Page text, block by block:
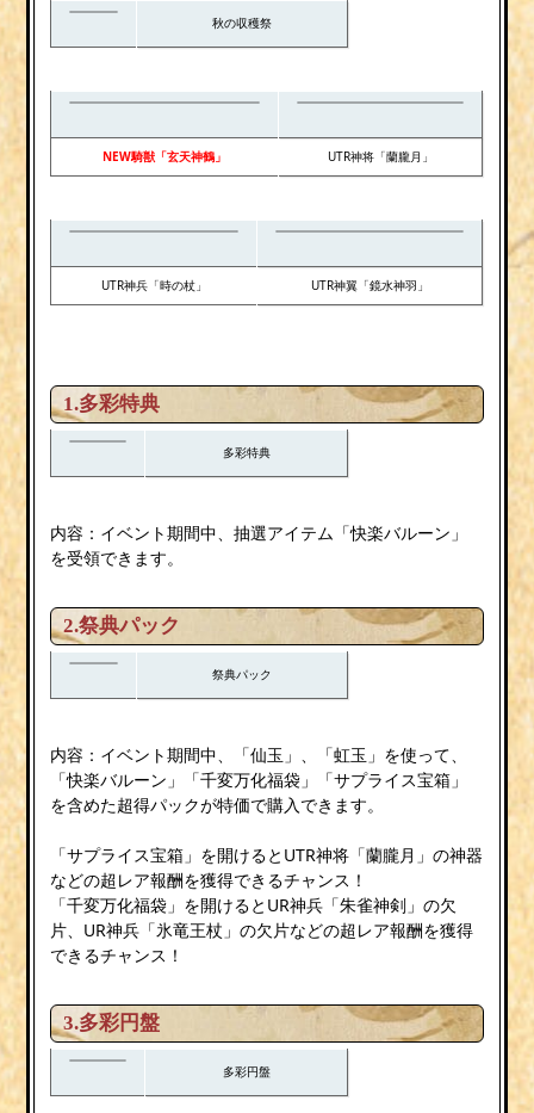
秋の収穫祭
NEW騎獣「玄天神鶴」 UTR神将「蘭朧月」
UTR神兵「時の杖」 UTR神翼「鏡水神羽」
1.多彩特典
多彩特典
内容：イベント期間中、抽選アイテム「快楽バルーン」
を受領できます。
2.祭典パック
祭典パック
内容：イベント期間中、「仙玉」、「虹玉」を使って、
「快楽バルーン」「千変万化福袋」「サプライス宝箱」
を含めた超得パックが特価で購入できます。
「サプライス宝箱」を開けるとUTR神将「蘭朧月」の神器
などの超レア報酬を獲得できるチャンス！
「千変万化福袋」を開けるとUR神兵「朱雀神剣」の欠
片、UR神兵「氷竜王杖」の欠片などの超レア報酬を獲得
できるチャンス！
3.多彩円盤
多彩円盤